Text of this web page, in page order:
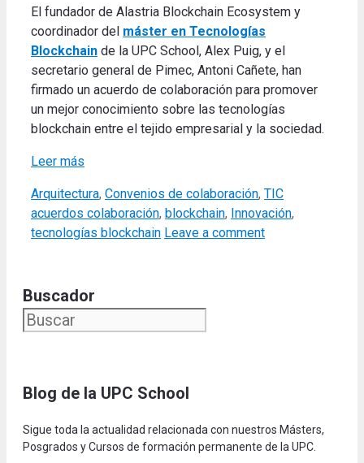
El fundador de Alastria Blockchain Ecosystem y
coordinador del máster en Tecnologías
Blockchain de la UPC School, Alex Puig, y el
secretario general de Pimec, Antoni Cañete, han
firmado un acuerdo de colaboración para promover
un mejor conocimiento sobre las tecnologías
blockchain entre el tejido empresarial y la sociedad.
Leer más
Categories
Arquitectura, Convenios de colaboración, TICTags
acuerdos colaboración, blockchain, Innovación,
tecnologías blockchain Leave a comment
Buscador
Blog de la UPC School
Sigue toda la actualidad relacionada con nuestros Másters,
Posgrados y Cursos de formación permanente de la UPC.